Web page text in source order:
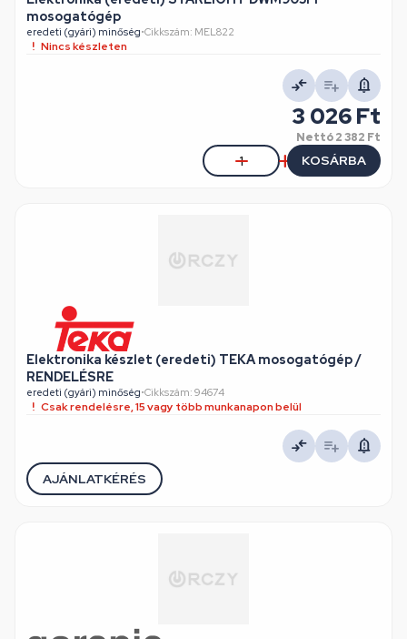
mosogatógép
eredeti (gyári) minőség•Cikkszám: MEL822
Nincs készleten
3 026 Ft
Nettó2 382 Ft
KOSÁRBA
Elektronika készlet (eredeti) TEKA mosogatógép /
RENDELÉSRE
eredeti (gyári) minőség•Cikkszám: 94674
Csak rendelésre, 15 vagy több munkanapon belül
AJÁNLATKÉRÉS